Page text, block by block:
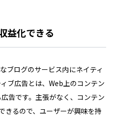
益化できる
ブログのサービス内にネイティ
ブ広告とは、Web上のコンテン
告です。主張がなく、コンテン
きるので、ユーザーが興味を持